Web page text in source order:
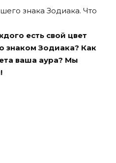
знака Зодиака. Что
есть свой цвет
знаком Зодиака? Как
ваша аура? Мы